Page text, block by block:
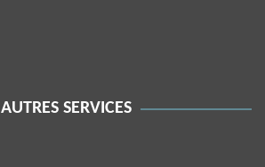
AUTRES SERVICES